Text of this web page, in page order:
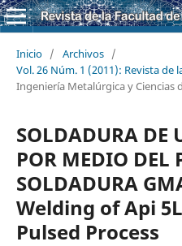
Inicio / Archivos /
Vol. 26 Núm. 1 (2011): Revista de
Ingeniería Metalúrgica y Ciencias
SOLDADURA DE
POR MEDIO DEL
SOLDADURA
Welding of Api
Pulsed Process